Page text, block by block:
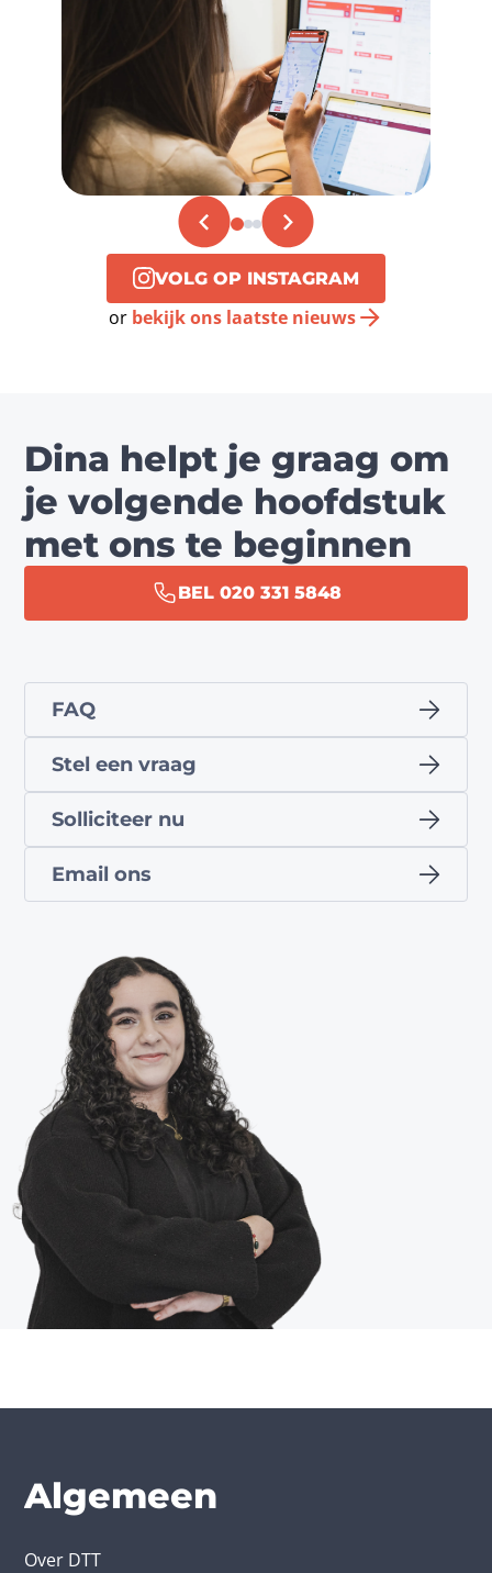
VOLG OP INSTAGRAM
or bekijk ons laatste nieuws
Dina helpt je graag om
je volgende hoofdstuk
met ons te beginnen
BEL 020 331 5848
FAQ
Stel een vraag
Solliciteer nu
Email ons
Algemeen
Over DTT